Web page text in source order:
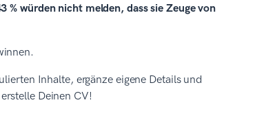
% würden nicht melden, dass sie Zeuge von
Inhalte, ergänze eigene Details und
Deinen CV!